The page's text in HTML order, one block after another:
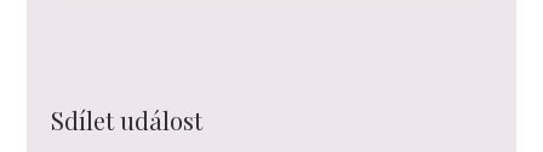
Sdílet událost